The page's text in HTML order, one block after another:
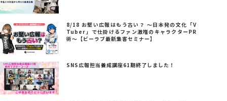
8/18 お堅い広報はもう古い？ ～日本発の文化「V
Tuber」で仕掛けるファン激増のキャラクターPR
術～【ビーラブ最新集客セミナー】
SNS広報担当養成講座61期終了しました！